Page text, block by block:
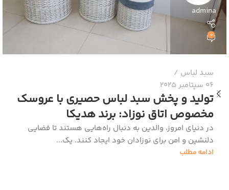
admina
0
سبد لباس
06 سپتامبر 2025
تولید و پخش سبد لباس حصیری با عروسک
مخصوص اتاق نوزاد: برند هدیکا
در دنیای امروز، والدین به دنبال راه‌هایی هستند تا فضایی
دلنشین و امن برای نوزادان خود ایجاد کنند. یک...
ادامه مطلب